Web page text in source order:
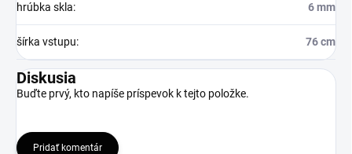
hrúbka skla: 6 mm
šírka vstupu: 76 cm
Diskusia
Buďte prvý, kto napíše príspevok k tejto položke.
Pridať komentár